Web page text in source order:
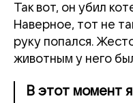
Так вот, он убил
Наверное, тот не
руку попался.
животным у него
В этот момент